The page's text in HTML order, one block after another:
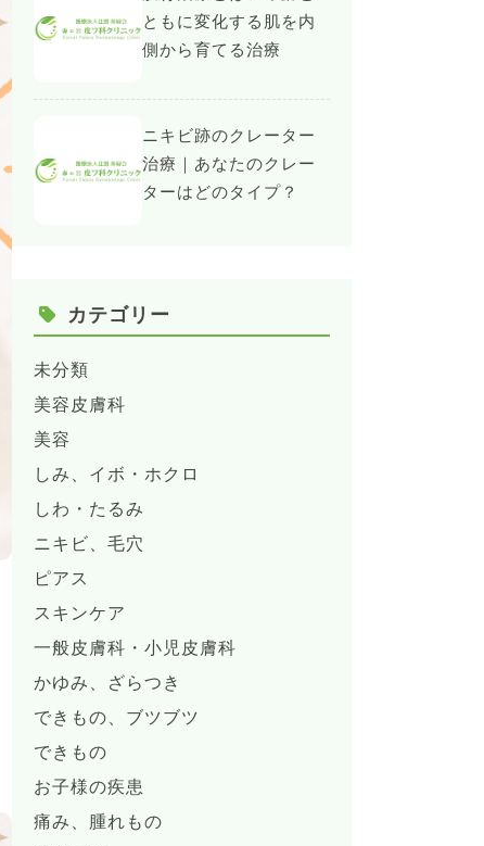
ともに変化する肌を内
側から育てる治療
ニキビ跡のクレーター
治療｜あなたのクレー
ターはどのタイプ？
カテゴリー
未分類
美容皮膚科
美容
しみ、イボ・ホクロ
しわ・たるみ
ニキビ、毛穴
ピアス
スキンケア
一般皮膚科・小児皮膚科
かゆみ、ざらつき
できもの、ブツブツ
できもの
お子様の疾患
痛み、腫れもの